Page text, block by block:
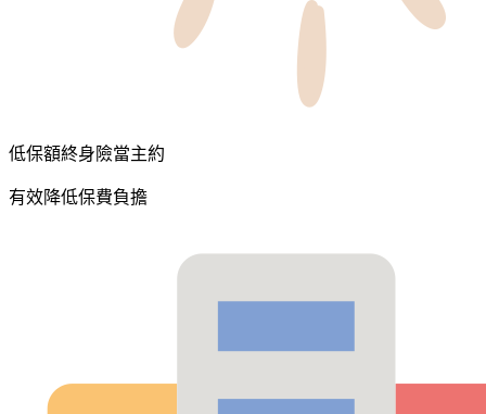
低保額終身險當主約
有效降低保費負擔